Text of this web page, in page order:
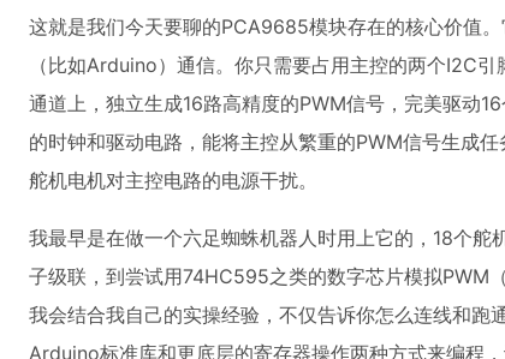
这就是我们今天要聊的PCA9685模块存在的核心价值
（比如Arduino）通信。你只需要占用主控的两个I2C
通道上，独立生成16路高精度的PWM信号，完美驱动
的时钟和驱动电路，能将主控从繁重的PWM信号生成
舵机电机对主控电路的电源干扰。
我最早是在做一个六足蜘蛛机器人时用上它的，18个
子级联，到尝试用74HC595之类的数字芯片模拟PWM
我会结合我自己的实操经验，不仅告诉你怎么连线和跑
Arduino标准库和更底层的寄存器操作两种方式来编程，